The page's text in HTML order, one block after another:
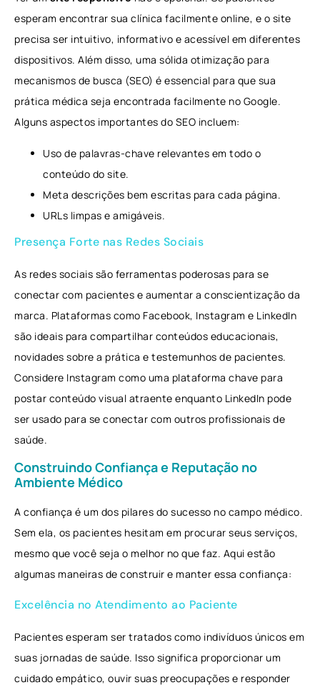
esperam encontrar sua clínica facilmente online, e o site
precisa ser intuitivo, informativo e acessível em diferentes
dispositivos. Além disso, uma sólida otimização para
mecanismos de busca (SEO) é essencial para que sua
prática médica seja encontrada facilmente no Google.
Alguns aspectos importantes do SEO incluem:
Uso de palavras-chave relevantes em todo o
conteúdo do site.
Meta descrições bem escritas para cada página.
URLs limpas e amigáveis.
Presença Forte nas Redes Sociais
As redes sociais são ferramentas poderosas para se
conectar com pacientes e aumentar a conscientização da
marca. Plataformas como Facebook, Instagram e LinkedIn
são ideais para compartilhar conteúdos educacionais,
novidades sobre a prática e testemunhos de pacientes.
Considere Instagram como uma plataforma chave para
postar conteúdo visual atraente enquanto LinkedIn pode
ser usado para se conectar com outros profissionais de
saúde.
Construindo Confiança e Reputação no
Ambiente Médico
A confiança é um dos pilares do sucesso no campo médico.
Sem ela, os pacientes hesitam em procurar seus serviços,
mesmo que você seja o melhor no que faz. Aqui estão
algumas maneiras de construir e manter essa confiança:
Excelência no Atendimento ao Paciente
Pacientes esperam ser tratados como indivíduos únicos em
suas jornadas de saúde. Isso significa proporcionar um
cuidado empático, ouvir suas preocupações e responder